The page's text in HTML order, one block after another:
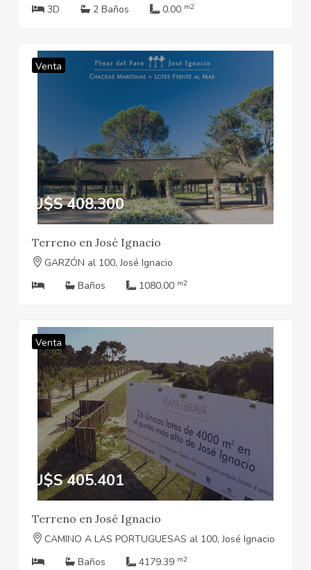
3D
2 Baños 0.00 m2
Venta
U$S 408.300
Terreno en José Ignacio
GARZÓN al 100, José Ignacio
Baños
1080.00 m2
Venta
U$S 405.401
Terreno en José Ignacio
CAMINO A LAS PORTUGUESAS al 100, José Ignacio
Baños
4179.39 m2